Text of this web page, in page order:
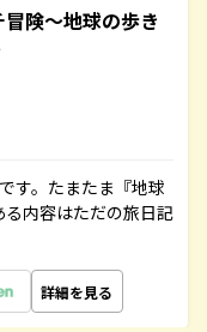
険～地球の歩き
す。たまたま『地球
内容はただの旅日記
詳細を見る